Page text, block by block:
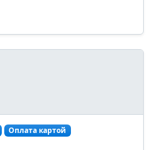
Оплата картой